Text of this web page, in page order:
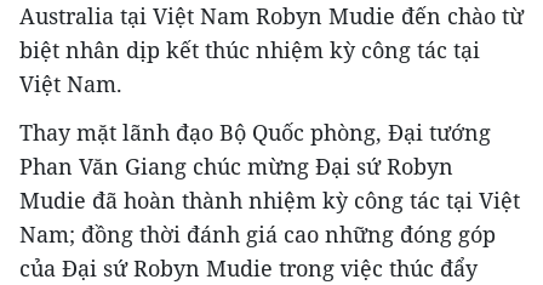
Australia tại Việt Nam Robyn Mudie đến chào từ
biệt nhân dịp kết thúc nhiệm kỳ công tác tại
Việt Nam.
Thay mặt lãnh đạo Bộ Quốc phòng, Đại tướng
Phan Văn Giang chúc mừng Đại sứ Robyn
Mudie đã hoàn thành nhiệm kỳ công tác tại Việt
Nam; đồng thời đánh giá cao những đóng góp
của Đại sứ Robyn Mudie trong việc thúc đẩy